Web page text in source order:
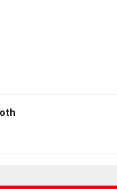
datamaskin for
lyd. Når du bruker
spille til favorittlåtene
øve hjemme på
deg.